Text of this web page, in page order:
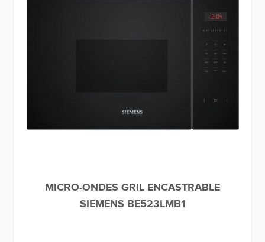
MICRO-ONDES GRIL ENCASTRABLE
SIEMENS BE523LMB1